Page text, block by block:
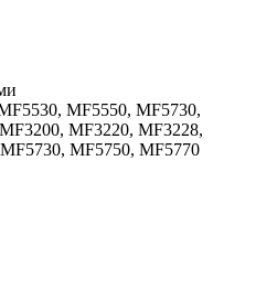
MF5550, MF5730,
MF3220, MF3228,
MF5750, MF5770